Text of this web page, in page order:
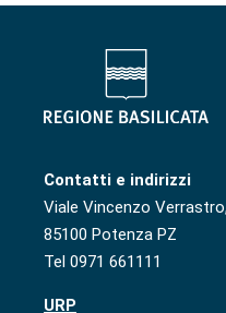
Contatti e indirizzi
Viale Vincenzo
85100 Potenza PZ
Tel 0971 661111
URP